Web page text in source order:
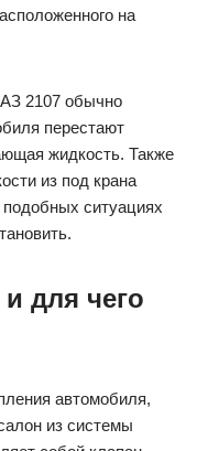
на
2107 обычно
перестают
жидкость. Также
из под крана
ситуациях
для чего
автомобиля,
из системы